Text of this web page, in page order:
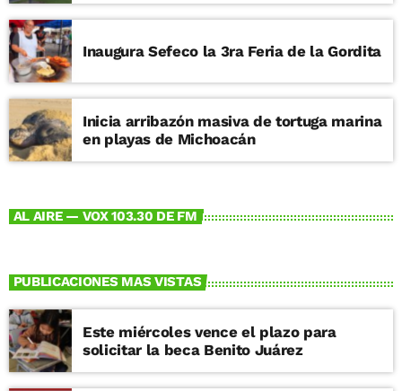
Inaugura Sefeco la 3ra Feria de la Gordita
Inicia arribazón masiva de tortuga marina
en playas de Michoacán
AL AIRE — VOX 103.30 DE FM
PUBLICACIONES MAS VISTAS
Este miércoles vence el plazo para
solicitar la beca Benito Juárez